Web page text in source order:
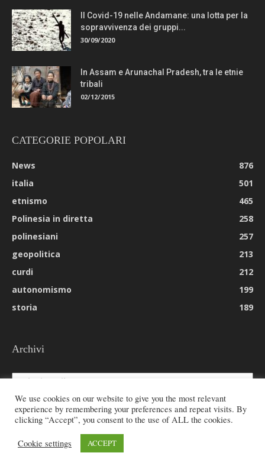
Il Covid-19 nelle Andamane: una lotta per la
sopravvivenza dei gruppi...
30/09/2020
In Assam e Arunachal Pradesh, tra le etnie
tribali
02/12/2015
CATEGORIE POPOLARI
News
876
italia
501
etnismo
465
Polinesia in diretta
258
polinesiani
257
geopolitica
213
curdi
212
autonomismo
199
storia
189
Archivi
Archivi
© 2026 All rights reserved - Etnie -
We use cookies on our website to give you the most relevant
experience by remembering your preferences and repeat visits. By
clicking “Accept”, you consent to the use of ALL the cookies.
Cookie settings ACCEPT